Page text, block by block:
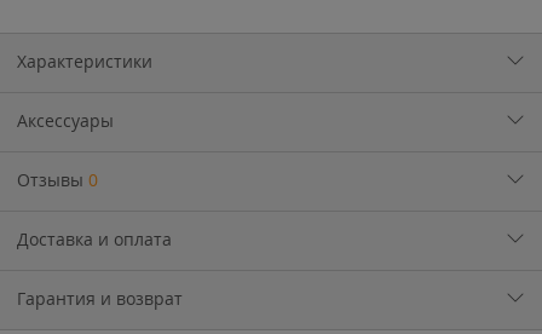
Характеристики
Аксессуары
Отзывы 0
Доставка и оплата
Гарантия и возврат